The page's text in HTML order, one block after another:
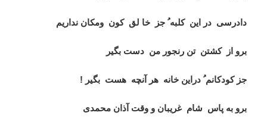
دادرسی در این کلبه ُ جز خا لق کون ومکان نداریم
برو از کشتن تن رنجور من دست بگیر
جز کودکانم ُ دراین خانه هر آنچه هست بگیر !
برو به پاس شام غریبان و وقت آذان محمدی